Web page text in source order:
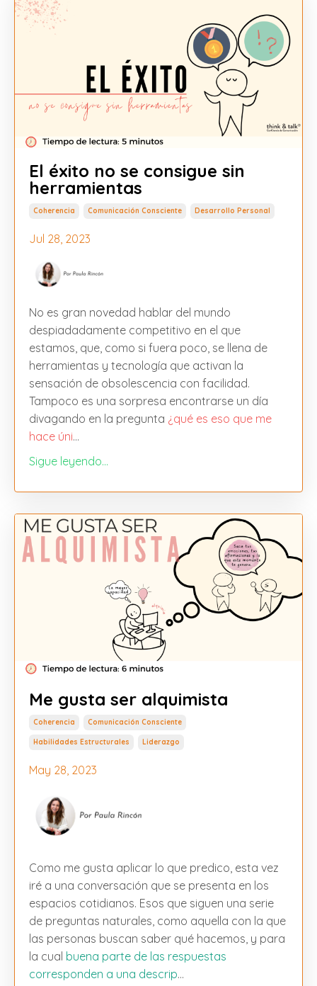
El éxito no se consigue sin
herramientas
Coherencia Comunicación Consciente Desarrollo Personal
Jul 28, 2023
No es gran novedad hablar del mundo
despiadadamente competitivo en el que
estamos, que, como si fuera poco, se llena de
herramientas y tecnología que activan la
sensación de obsolescencia con facilidad.
Tampoco es una sorpresa encontrarse un día
divagando en la pregunta ¿qué es eso que me
hace úni...
Sigue leyendo...
Me gusta ser alquimista
Coherencia Comunicación Consciente
Habilidades Estructurales Liderazgo
May 28, 2023
Como me gusta aplicar lo que predico, esta vez
iré a una conversación que se presenta en los
espacios cotidianos. Esos que siguen una serie
de preguntas naturales, como aquella con la que
las personas buscan saber qué hacemos, y para
la cual buena parte de las respuestas
corresponden a una descrip...